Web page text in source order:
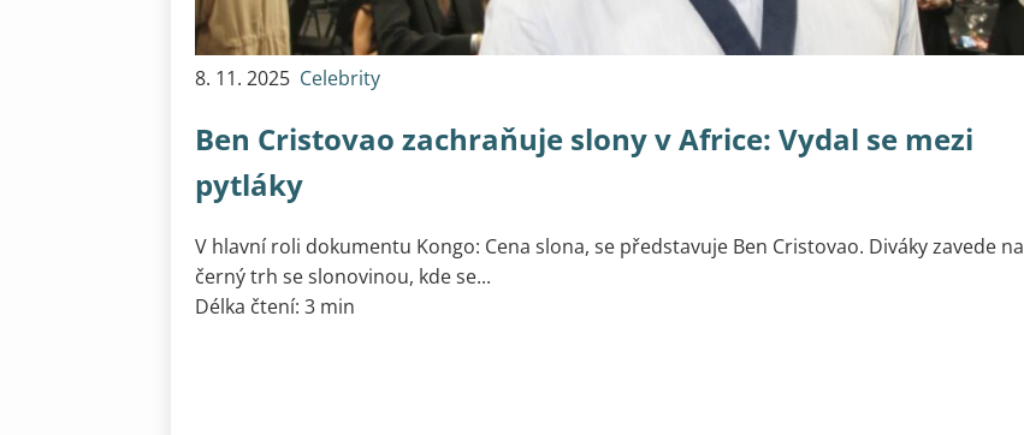
8. 11. 2025 Celebrity
Ben Cristovao zachraňuje slony v Africe: Vydal se mezi
pytláky
V hlavní roli dokumentu Kongo: Cena slona, se představuje Ben Cristovao. Diváky zavede na
černý trh se slonovinou, kde se...
Délka čtení: 3 min